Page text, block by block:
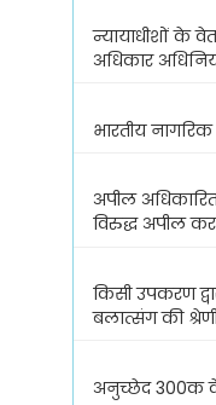
न्यायाधीशों के
अधिकार
भारतीय नागरिक
अपील
विरुद्ध अपील
किसी उपकरण
बलात्संग की
अनुच्छेद 300क